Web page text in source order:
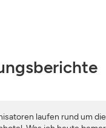
laufen rund um